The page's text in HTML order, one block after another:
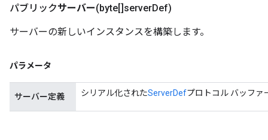
パブリックサーバー(byte[]serverDef)
サーバーの新しいインスタンスを構築します。
パラメータ
サーバー定義 シリアル化されたServerDefプロトコル バッファ